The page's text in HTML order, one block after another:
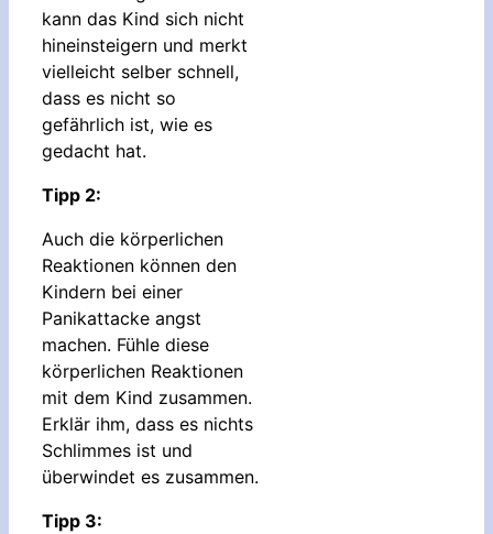
kann das Kind sich nicht
hineinsteigern und merkt
vielleicht selber schnell,
dass es nicht so
gefährlich ist, wie es
gedacht hat.
Tipp 2:
Auch die körperlichen
Reaktionen können den
Kindern bei einer
Panikattacke angst
machen. Fühle diese
körperlichen Reaktionen
mit dem Kind zusammen.
Erklär ihm, dass es nichts
Schlimmes ist und
überwindet es zusammen.
Tipp 3: